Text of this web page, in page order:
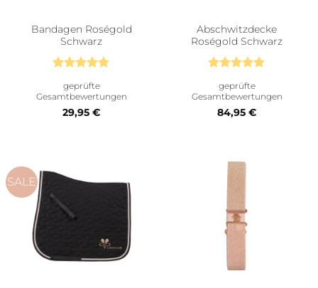
Bandagen Roségold
Schwarz
mit5von
5
geprüfte
Gesamtbewertungen
29,95 €
Abschwitzdecke
Roségold Schwarz
mit5von
5
geprüfte
Gesamtbewertungen
84,95 €
SALE